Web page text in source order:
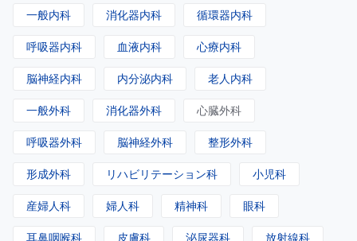
一般内科 消化器内科 循環器内科
呼吸器内科 血液内科 心療内科
脳神経内科 内分泌内科 老人内科
一般外科 消化器外科 心臓外科
呼吸器外科 脳神経外科 整形外科
形成外科 リハビリテーション科 小児科
産婦人科 婦人科 精神科 眼科
耳鼻咽喉科 皮膚科 泌尿器科 放射線科